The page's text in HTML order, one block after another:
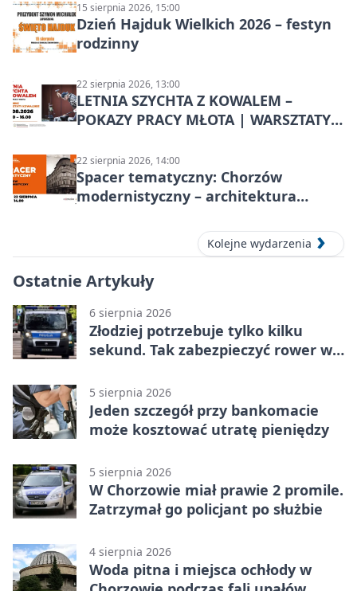
15 sierpnia 2026, 15:00
Dzień Hajduk Wielkich 2026 – festyn
rodzinny
22 sierpnia 2026, 13:00
LETNIA SZYCHTA Z KOWALEM –
POKAZY PRACY MŁOTA | WARSZTATY
22 sierpnia 2026, 14:00
Spacer tematyczny: Chorzów
modernistyczny – architektura
Kolejne wydarzenia
Ostatnie Artykuły
6 sierpnia 2026
Złodziej potrzebuje tylko kilku
sekund. Tak zabezpieczyć rower w
5 sierpnia 2026
Jeden szczegół przy bankomacie
może kosztować utratę pieniędzy
5 sierpnia 2026
W Chorzowie miał prawie 2 promile.
Zatrzymał go policjant po służbie
4 sierpnia 2026
Woda pitna i miejsca ochłody w